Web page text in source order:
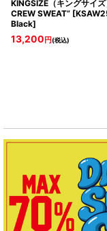
KINGSIZE（キングサイ
CREW SWEAT” [
Black]
13,200 円(税込)